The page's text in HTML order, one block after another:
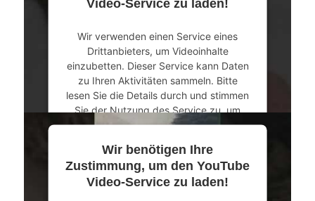
powered byUsercentrics Consent
Management Platform&eRecht24
Video-Service zu laden!
Wir verwenden einen Service eines
Drittanbieters, um Videoinhalte
einzubetten. Dieser Service kann Daten
zu Ihren Aktivitäten sammeln. Bitte
lesen Sie die Details durch und stimmen
Sie der Nutzung des Service zu, um
dieses Video anzusehen.
Mehr Informationen
Wir benötigen Ihre
Zustimmung, um den YouTube
Video-Service zu laden!